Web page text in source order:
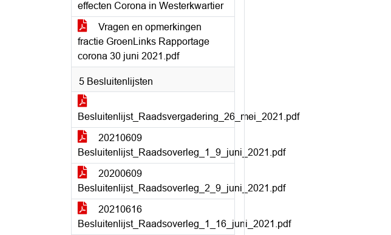
effecten Corona in Westerkwartier
Vragen en opmerkingen
fractie GroenLinks Rapportage
corona 30 juni 2021.pdf
5 Besluitenlijsten
Besluitenlijst_Raadsvergadering_26_mei_2021.pdf
20210609
Besluitenlijst_Raadsoverleg_1_9_juni_2021.pdf
20200609
Besluitenlijst_Raadsoverleg_2_9_juni_2021.pdf
20210616
Besluitenlijst_Raadsoverleg_1_16_juni_2021.pdf